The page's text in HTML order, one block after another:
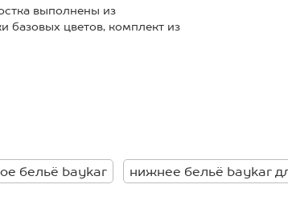
выполнены из
базовых цветов, комплект из
майка легко надевается и
физкультуры и будет
майка классика
бельё baykar нижнее бельё baykar